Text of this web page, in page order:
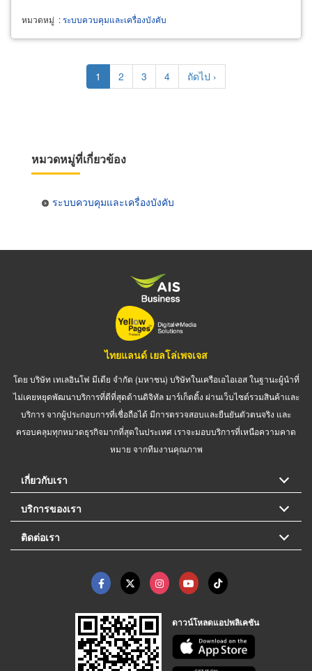
หมวดหมู่ :ระบบควบคุมและเครื่องบังคับ
Current
page
1 Page
2 Page
3 Page
4
Next
page
ถัดไป ›
หมวดหมู่ที่เกี่ยวข้อง
ระบบควบคุมและเครื่องบังคับ
ไทยแลนด์ เยลโล่เพจเจส
โดย บริษัท เทเลอินโฟ มีเดีย จำกัด (มหาชน) บริษัทในเครือเอไอเอส ในฐานะผู้นำที่
ไม่เคยหยุดพัฒนาบริการที่ดีที่สุดด้านดิจิทัล มาร์เก็ตติ้ง ผ่านเว็บไซต์รวมสินค้าและ
บริการ จากผู้ประกอบการที่เชื่อถือได้ มีการตรวจสอบและยืนยันตัวตนจริง และ
ครอบคลุมทุกหมวดธุรกิจมากที่สุดในประเทศ เราจะมอบบริการที่เหนือความคาด
หมาย จากทีมงานคุณภาพ
เกี่ยวกับเรา
บริการของเรา
ติดต่อเรา
ดาวน์โหลดแอปพลิเคชัน